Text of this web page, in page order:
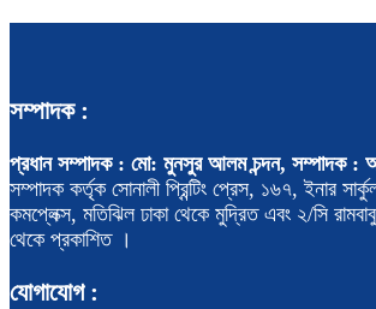
সম্পাদক :
প্রধান সম্পাদক : মো: মুনসুর আলম চন্দন, সম্পাদক :
সম্পাদক কর্তৃক সোনালী প্রিন্টিং প্রেস, ১৬৭, ইনার
কমপ্লেক্স, মতিঝিল ঢাকা থেকে মুদ্রিত এবং ২/সি
থেকে প্রকাশিত ।
যোগাযোগ :